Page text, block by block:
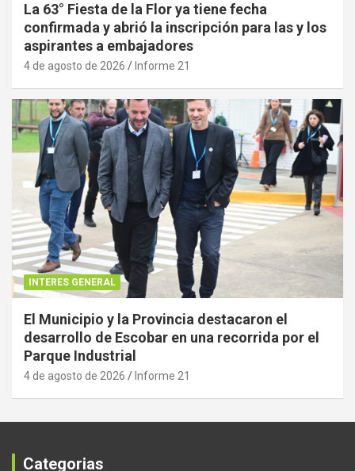
La 63° Fiesta de la Flor ya tiene fecha
confirmada y abrió la inscripción para las y los
aspirantes a embajadores
4 de agosto de 2026 Informe 21
INTERES GENERAL
El Municipio y la Provincia destacaron el
desarrollo de Escobar en una recorrida por el
Parque Industrial
4 de agosto de 2026 Informe 21
Categorias